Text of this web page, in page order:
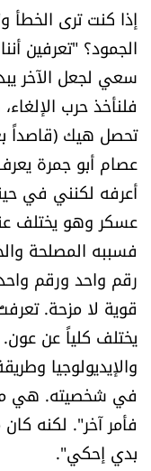
إذا كنت ترى
الجمود؟ "تعرفين
سعي لجعل الآخر
فلنأخذ حرب
تحصل هيك (قاصداً
عصام أبو جمرة
أعرفه لكنني في
عسكر وهو يختلف
فسببه المصلحة
رقم واحد ورقم
قوية لا مزحة.
يختلف كلياً عن
في شخصيته. هي
فأمر آخر". لكنه
بدي إحكي".